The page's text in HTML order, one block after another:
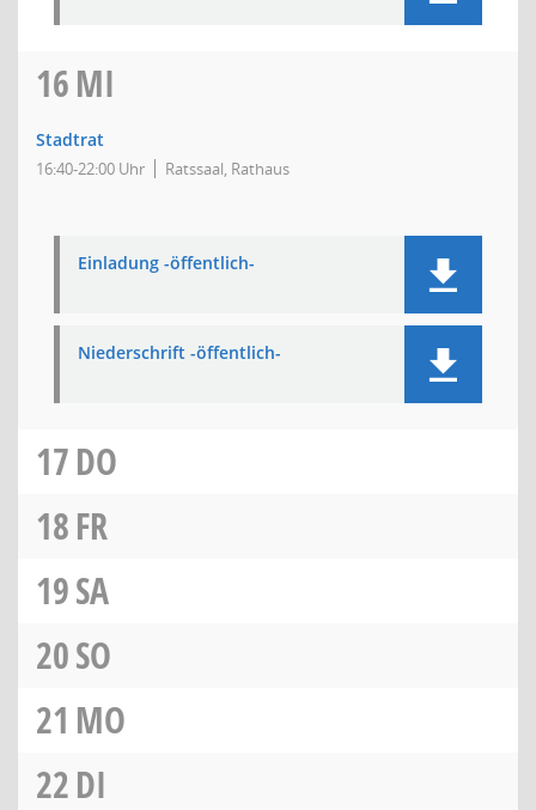
16MI
Stadtrat
16:40-22:00 Uhr Ratssaal, Rathaus
Einladung -öffentlich-
Niederschrift -öffentlich-
17DO
18FR
19SA
20SO
21 MO
22DI